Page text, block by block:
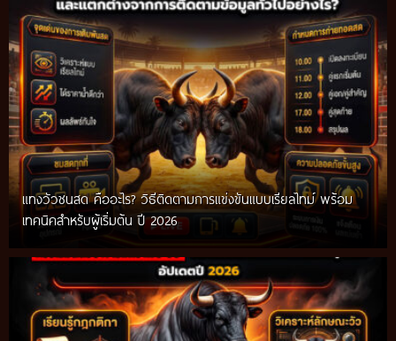
แทงวัวชนสด คืออะไร? วิธีติดตามการแข่งขันแบบเรียลไทม์ พร้อม
เทคนิคสำหรับผู้เริ่มต้น ปี 2026